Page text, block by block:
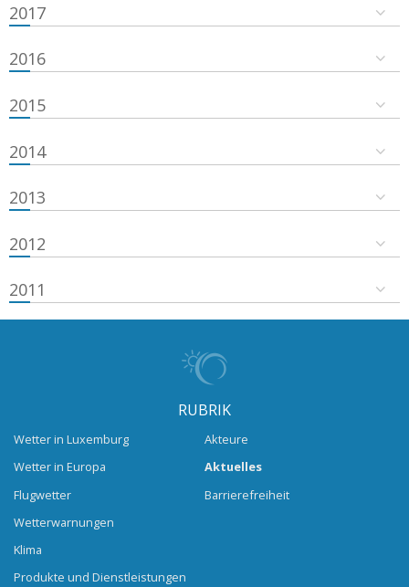
2017
2016
2015
2014
2013
2012
2011
RUBRIK
Wetter in Luxemburg
Wetter in Europa
Flugwetter
Wetterwarnungen
Klima
Produkte und Dienstleistungen
Akteure
Aktuelles
Barrierefreiheit